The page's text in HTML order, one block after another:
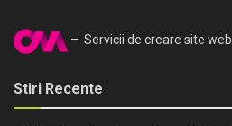
– Servicii de creare site web
Stiri Recente